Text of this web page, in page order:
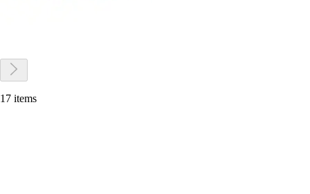
17 items